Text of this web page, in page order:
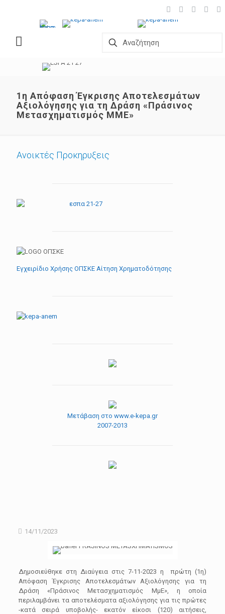
1η Απόφαση Έγκρισης Αποτελεσμάτων
Αξιολόγησης για τη Δράση «Πράσινος
Μετασχηματισμός ΜΜΕ»
14/11/2023
Δημοσιεύθηκε στη Διαύγεια στις 7-11-2023 η πρώτη (1η)
Απόφαση Έγκρισης Αποτελεσμάτων Αξιολόγησης για τη
Δράση «Πράσινος Μετασχηματισμός ΜμΕ», η οποία
περιλαμβάνει τα αποτελέσματα αξιολόγησης για τις πρώτες
-κατά σειρά υποβολής- εκατόν είκοσι (120) αιτήσεις,
Ανοικτές Προκηρυξεις
Εγχειρίδιο Χρήσης ΟΠΣΚΕ Αίτηση Χρηματοδότησης
Μετάβαση στο www.e-kepa.gr
2007-2013